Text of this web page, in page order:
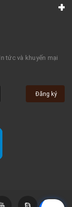
tức và khuyến mại
Đăng ký